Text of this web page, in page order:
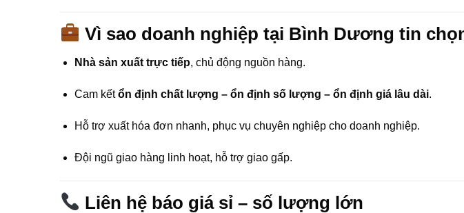
Vì sao doanh nghiệp tại Bình Dương tin
Nhà sản xuất trực tiếp, chủ động nguồn hàng.
Cam kếtổn định chất lượng – ổn định số lượng – ổn định giá lâu dài.
Hỗ trợ xuất hóa đơn nhanh, phục vụ chuyên nghiệp cho doanh nghiệp.
Đội ngũ giao hàng linh hoạt, hỗ trợ giao gấp.
Liên hệ báo giá sỉ – số lượng lớn